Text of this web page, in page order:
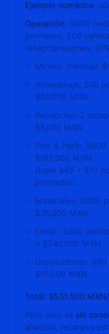
Ejemplo numérico
Operación: 3,000
promedio, 200
recepciones/mes,
Mínimo mensual:
Almacenaje: 200
$60,000 MXN
Recepción: 2
$5,000 MXN
Pick & Pack:
$165,000 MXN
(base $45 + $10
promedio)
Materiales: 3,000
$36,000 MXN
Envío: 3,000
= $240,000 MXN
Devoluciones:
$10,500 MXN
Total: $531,500
Pero esto es sin
añadido, recargos